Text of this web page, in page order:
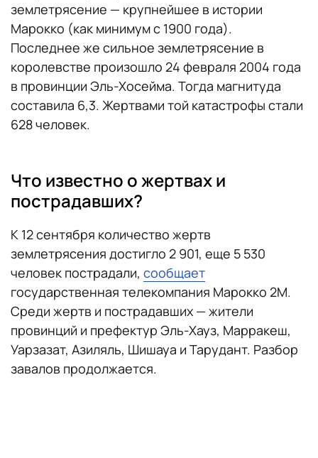
землетрясение — крупнейшее в истории
Марокко (как минимум с 1900 года).
Последнее же сильное землетрясение в
королевстве произошло 24 февраля 2004 года
в провинции Эль-Хосейма. Тогда магнитуда
составила 6,3. Жертвами той катастрофы стали
628 человек.
Что известно о жертвах и
пострадавших?
К 12 сентября количество жертв
землетрясения достигло 2 901, еще 5 530
человек пострадали, сообщает
государственная телекомпания Марокко 2M.
Среди жертв и пострадавших — жители
провинций и префектур Эль-Хауз, Марракеш,
Уарзазат, Азиляль, Шишауа и Тарудант. Разбор
завалов продолжается.